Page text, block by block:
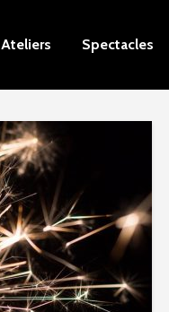
Ateliers Spectacles